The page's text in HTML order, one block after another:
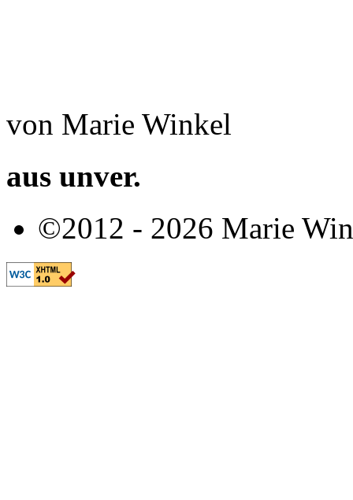
von Marie Winkel
aus unver.
©2012 - 2026 Marie